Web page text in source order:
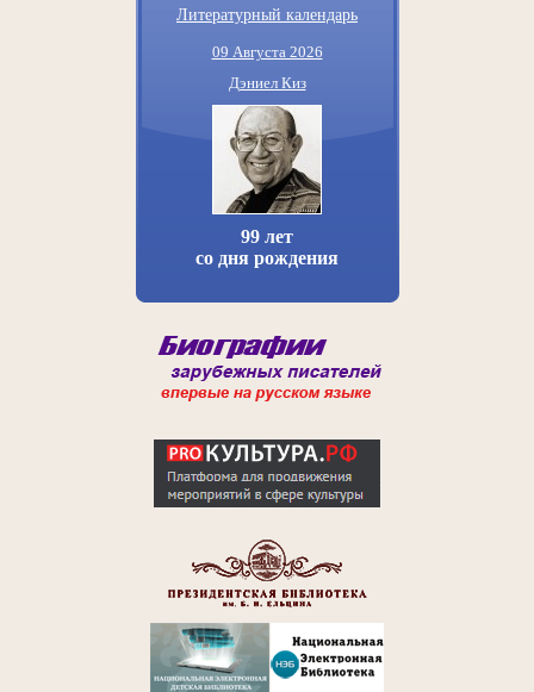
Литературный календарь
09 Августа 2026
Дэниел Киз
99 лет
со дня рождения